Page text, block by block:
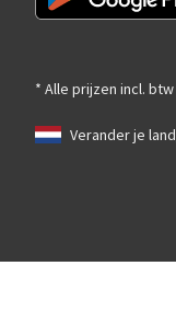
* Alle prijzen incl.
Verander je